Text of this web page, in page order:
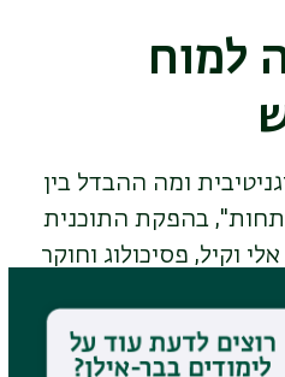
למוח
ומה ההבדל בין
בהפקת התוכנית
וקיל, פסיכולוג וחוקר
על ההבדלים בין
על המוח צעיר וחד.